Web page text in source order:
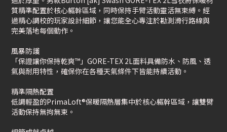
質精準配置於核心軀幹區域，同時保持手臂活動靈活無束縛。經
過精心調校的玩家設計細節，讓您能全心專注於勘測滑行路線與
完美落地每個動作。
風暴防護
「保證讓你保持乾爽™」GORE-TEX 2L面料具備防水、防風、透
氣與耐用特性，確保你在各種天氣條件下皆能持續活動。
精準隔熱配置
低調輕盈的PrimaLoft®保暖隔熱層集中於核心軀幹區域，讓雙臂
活動保持無拘無束。